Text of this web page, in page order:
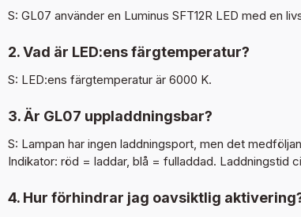
S: GL07 använder en Luminus SFT12R LED med en
2. Vad är LED:ens färgtemperatur?
S: LED:ens färgtemperatur är 6000 K.
3. Är GL07 uppladdningsbar?
S: Lampan har ingen laddningsport, men det
Indikator: röd = laddar, blå = fulladdad. Laddningstid
4. Hur förhindrar jag oavsiktlig